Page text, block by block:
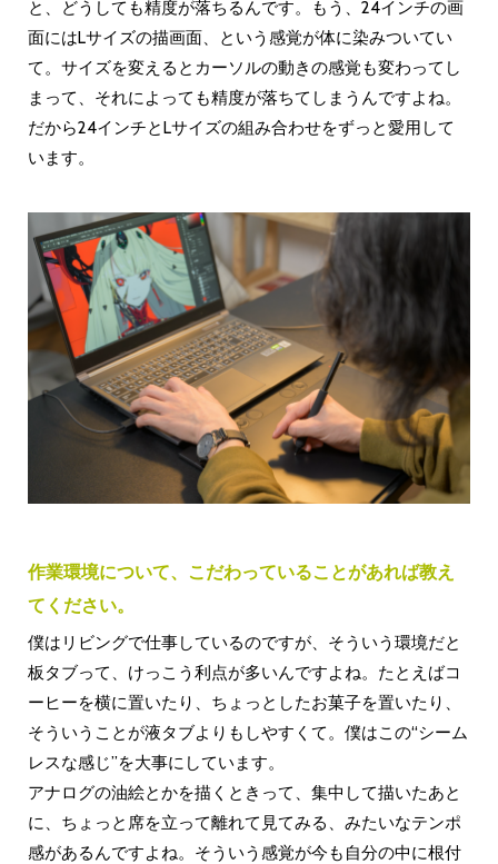
と、どうしても精度が落ちるんです。もう、24インチの画
面にはLサイズの描画面、という感覚が体に染みついてい
て。サイズを変えるとカーソルの動きの感覚も変わってし
まって、それによっても精度が落ちてしまうんですよね。
だから24インチとLサイズの組み合わせをずっと愛用して
います。
作業環境について、こだわっていることがあれば教え
てください。
僕はリビングで仕事しているのですが、そういう環境だと
板タブって、けっこう利点が多いんですよね。たとえばコ
ーヒーを横に置いたり、ちょっとしたお菓子を置いたり、
そういうことが液タブよりもしやすくて。僕はこの“シーム
レスな感じ”を大事にしています。
アナログの油絵とかを描くときって、集中して描いたあと
に、ちょっと席を立って離れて見てみる、みたいなテンポ
感があるんですよね。そういう感覚が今も自分の中に根付